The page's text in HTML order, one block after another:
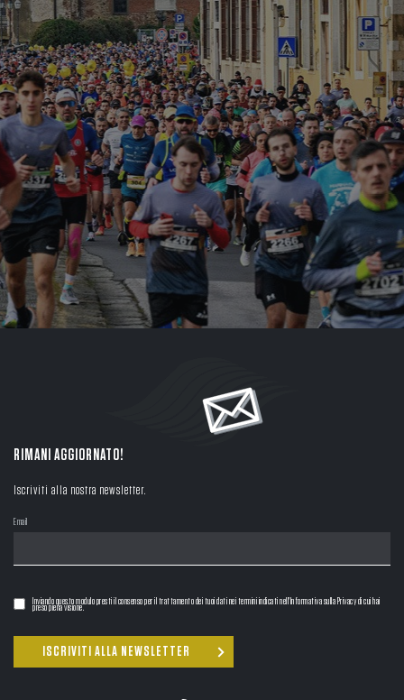
RIMANI AGGIORNATO!
Iscriviti alla nostra newsletter.
Email
Inviando questo modulo presti il consenso per il trattamento dei tuoi dati nei termini indicati nell'Informativa sulla Privacy di cui hai
preso piena visione.